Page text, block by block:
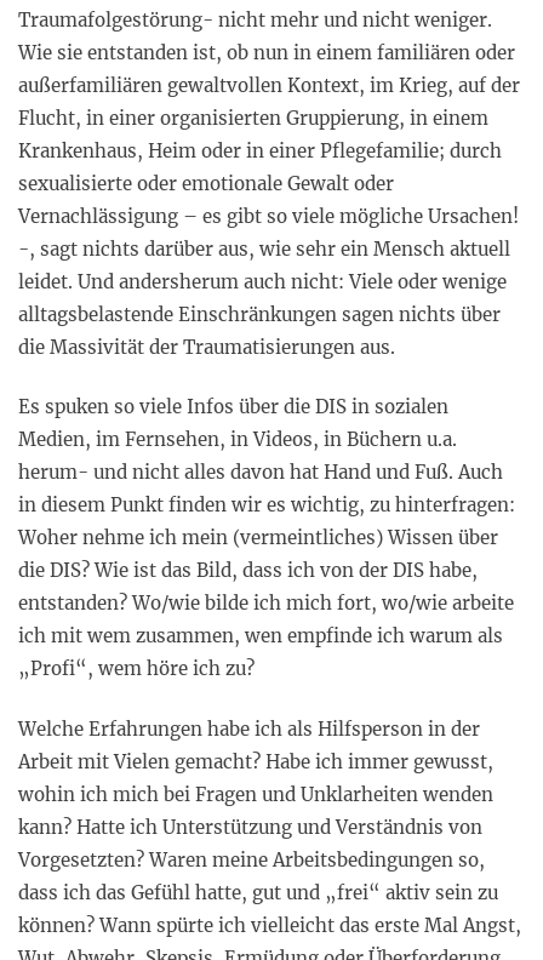
Traumafolgestörung- nicht mehr und nicht weniger.
Wie sie entstanden ist, ob nun in einem familiären oder
außerfamiliären gewaltvollen Kontext, im Krieg, auf der
Flucht, in einer organisierten Gruppierung, in einem
Krankenhaus, Heim oder in einer Pflegefamilie; durch
sexualisierte oder emotionale Gewalt oder
Vernachlässigung – es gibt so viele mögliche Ursachen!
-, sagt nichts darüber aus, wie sehr ein Mensch aktuell
leidet. Und andersherum auch nicht: Viele oder wenige
alltagsbelastende Einschränkungen sagen nichts über
die Massivität der Traumatisierungen aus.
Es spuken so viele Infos über die DIS in sozialen
Medien, im Fernsehen, in Videos, in Büchern u.a.
herum- und nicht alles davon hat Hand und Fuß. Auch
in diesem Punkt finden wir es wichtig, zu hinterfragen:
Woher nehme ich mein (vermeintliches) Wissen über
die DIS? Wie ist das Bild, dass ich von der DIS habe,
entstanden? Wo/wie bilde ich mich fort, wo/wie arbeite
ich mit wem zusammen, wen empfinde ich warum als
„Profi“, wem höre ich zu?
Welche Erfahrungen habe ich als Hilfsperson in der
Arbeit mit Vielen gemacht? Habe ich immer gewusst,
wohin ich mich bei Fragen und Unklarheiten wenden
kann? Hatte ich Unterstützung und Verständnis von
Vorgesetzten? Waren meine Arbeitsbedingungen so,
dass ich das Gefühl hatte, gut und „frei“ aktiv sein zu
können? Wann spürte ich vielleicht das erste Mal Angst,